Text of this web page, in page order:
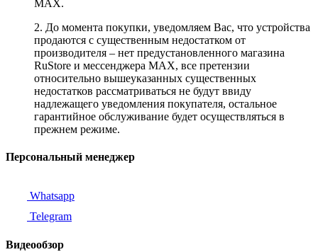
MAX.
2. До момента покупки, уведомляем Вас, что устройства
продаются с существенным недостатком от
производителя – нет предустановленного магазина
RuStore и мессенджера MAX, все претензии
относительно вышеуказанных существенных
недостатков рассматриваться не будут ввиду
надлежащего уведомления покупателя, остальное
гарантийное обслуживание будет осуществляться в
прежнем режиме.
Персональный менеджер
Whatsapp
Telegram
Видеообзор